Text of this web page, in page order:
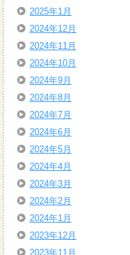
2025年1月
2024年12月
2024年11月
2024年10月
2024年9月
2024年8月
2024年7月
2024年6月
2024年5月
2024年4月
2024年3月
2024年2月
2024年1月
2023年12月
2023年11月